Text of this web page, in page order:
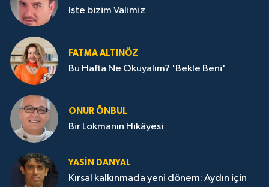
İşte bizim Valimiz
FATMA ALTINÖZ
Bu Hafta Ne Okuyalım? 'Bekle Beni'
ONUR ÖNBUL
Bir Lokmanın Hikâyesi
YASIN DANYAL
Kırsal kalkınmada yeni dönem: Aydın için